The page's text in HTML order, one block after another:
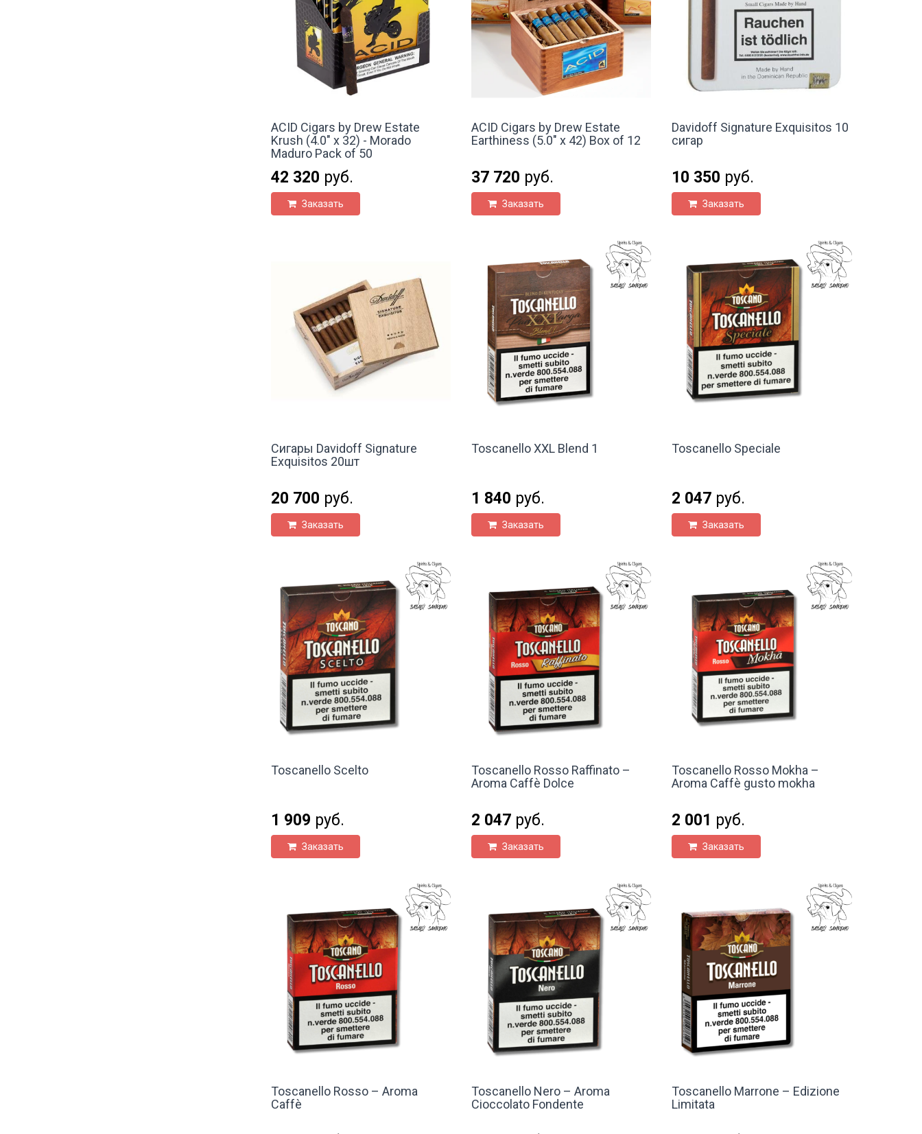
ACID Cigars by Drew Estate
Krush (4.0" x 32) - Morado
Maduro Pack of 50
42 320 руб.
Заказать
ACID Cigars by Drew Estate
Earthiness (5.0" x 42) Box of 12
37 720 руб.
Заказать
Davidoff Signature Exquisitos 10
сигар
10 350 руб.
Заказать
Сигары Davidoff Signature
Exquisitos 20шт
20 700 руб.
Заказать
Toscanello XXL Blend 1
1 840 руб.
Заказать
Toscanello Speciale
2 047 руб.
Заказать
Toscanello Scelto
1 909 руб.
Заказать
Toscanello Rosso Raffinato –
Aroma Caffè Dolce
2 047руб.
Заказать
Toscanello Rosso Mokha –
Aroma Caffè gusto mokha
2 001 руб.
Заказать
Toscanello Rosso – Aroma
Caffè
Toscanello Nero – Aroma
Cioccolato Fondente
Toscanello Marrone – Edizione
Limitata